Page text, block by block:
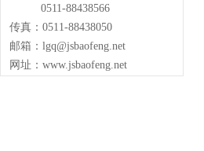
0511-88438566
传真：0511-88438050
邮箱：lgq@jsbaofeng.net
网址：www.jsbaofeng.net